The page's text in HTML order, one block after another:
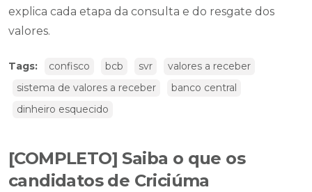
explica cada etapa da consulta e do resgate dos
valores.
Tags: confisco bcb svr
valores a receber
sistema de valores a receber
banco central
dinheiro esquecido
[COMPLETO] Saiba o que os
candidatos de Criciúma